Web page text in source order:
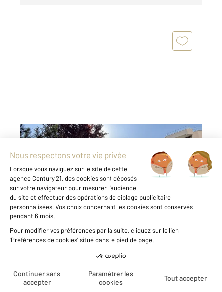
Créer une alerte
LIVRY GARGAN 93
Ref : 18111
Appartement F3 à vendre
223 000 €
Quartier Vauban, dans copropriété de standing
des années 90, très bien entretenue,
appartement de type F3 comprenant une
entrée avec rangement, séjour ouvert sur la
rénovée et le balcon , 2 chambres une salle de
bain ...